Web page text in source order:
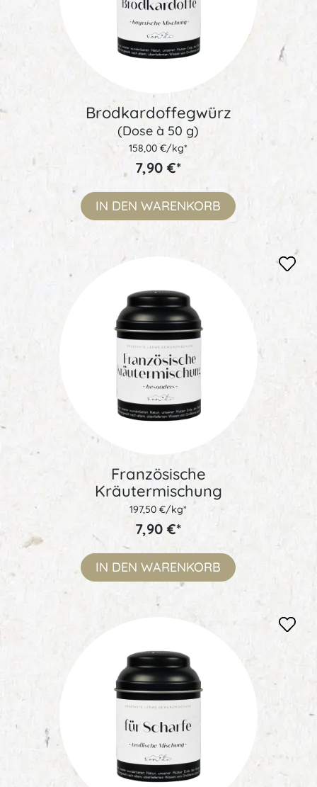
Brodkardoffegwürz
(Dose à 50 g)
158,00 €/kg*
7,90 €*
IN DEN WARENKORB
Französische
Kräutermischung
(Dose à 40 g)
197,50 €/kg*
7,90 €*
IN DEN WARENKORB